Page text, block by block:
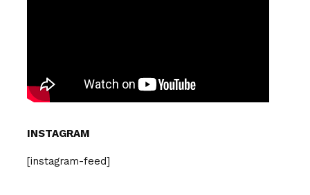
INSTAGRAM
[instagram-feed]